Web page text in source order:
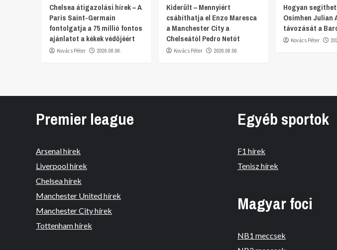
Chelsea átigazolási hírek – A
Paris Saint-Germain
fontolgatja a 75 millió fontos
ajánlatot a kékek védőjéért
Kovács Péter 2026.08.06.
Kiderült – Mennyiért
csábíthatja el Enzo Maresca
a Manchester City a
Chelseától Pedro Netót
Kovács Péter 2026.08.06.
Hogyan
Osimhen Julian
távozását a
Kovács Péter
Premier league
Arsenal hírek
Liverpool hírek
Chelsea hírek
Manchester United hírek
Manchester City hírek
Tottenham hírek
Egyéb sportok
F1 hírek
Tenisz hírek
Magyar foci
NB1 meccsek